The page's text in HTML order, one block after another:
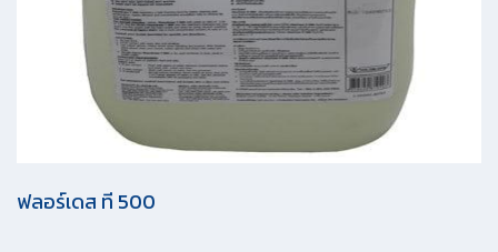
ฟลอร์เดส ที 500